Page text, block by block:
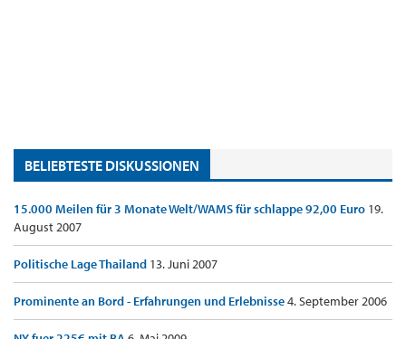
BELIEBTESTE DISKUSSIONEN
15.000 Meilen für 3 Monate Welt/WAMS für schlappe 92,00 Euro 19.
August 2007
Politische Lage Thailand 13. Juni 2007
Prominente an Bord - Erfahrungen und Erlebnisse4. September 2006